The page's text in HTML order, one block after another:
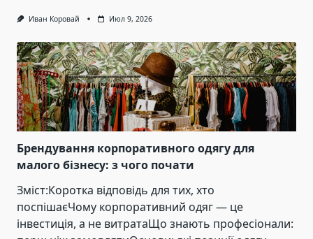
Иван Коровай Июл 9, 2026
Брендування корпоративного одягу для
малого бізнесу: з чого почати
Зміст:Коротка відповідь для тих, хто
поспішаєЧому корпоративний одяг — це
інвестиція, а не витратаЩо знають професіонали: